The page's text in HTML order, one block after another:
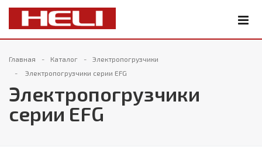
Главная Каталог
Электропогрузчики
Электропогрузчики серии EFG
Электропогрузчики
серии EFG